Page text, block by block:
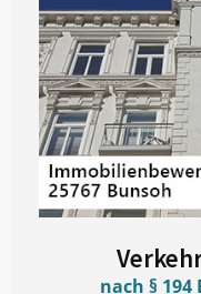
nach §